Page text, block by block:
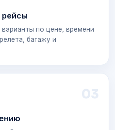
рейсы
по цене, времени
багажу и
03